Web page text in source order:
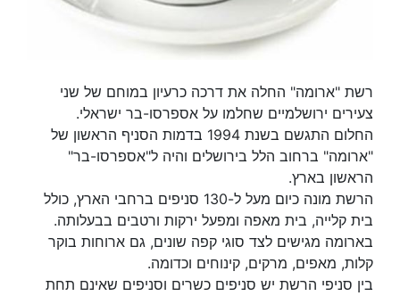
רשת "ארומה" החלה את דרכה כרעיון במוחם של שני
צעירים ירושלמיים שחלמו על אספרסו-בר ישראלי.
החלום התגשם בשנת 1994 בדמות הסניף הראשון של
"ארומה" ברחוב הלל בירושלים והיה ל"אספרסו-בר"
הראשון בארץ.
הרשת מונה כיום מעל ל-130 סניפים ברחבי הארץ, כולל
בית קלייה, בית מאפה ומפעל ירקות ורטבים בבעלותה.
בארומה מגישים לצד סוגי קפה שונים, גם ארוחות בוקר
קלות, מאפים, מרקים, קינוחים וכדומה.
בין סניפי הרשת יש סניפים כשרים וסניפים שאינם תחת